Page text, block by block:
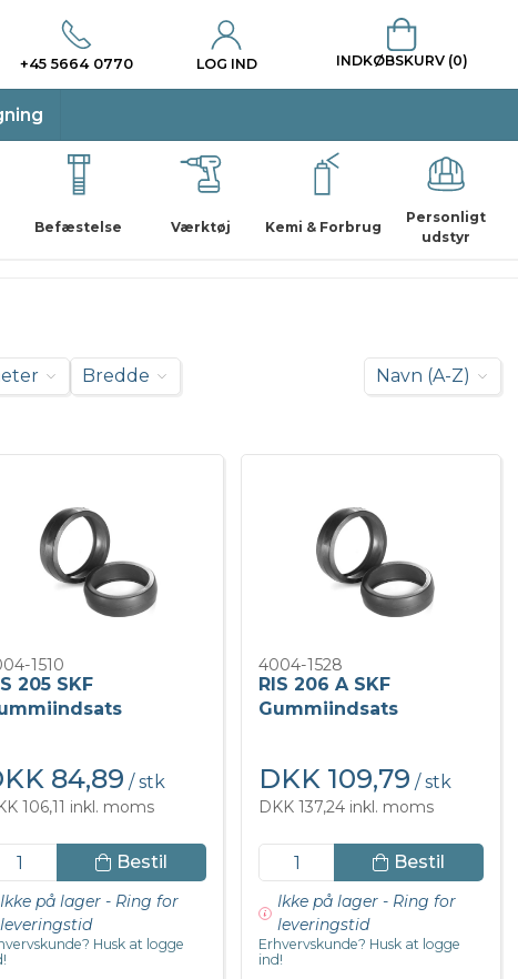
+45 5664 0770 LOG IND INDKØBSKURV (0)
Befæstelse Værktøj Kemi & Forbrug
Personligt
udstyr
Bredde Navn (A-Z)
1510
205 SKF
84,89 / stk
106,11 inkl. moms
Bestil
Ikke på lager - Ring for
leveringstid
Husk at logge
4004-1528
RIS 206 A SKF
Gummiindsats
DKK 109,79 / stk
DKK 137,24 inkl. moms
Bestil
Ikke på lager - Ring for
leveringstid
Erhvervskunde? Husk at logge
ind!